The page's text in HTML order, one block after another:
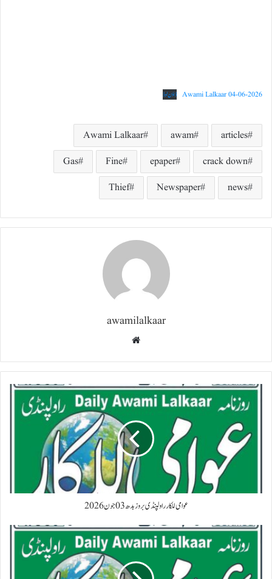
Awami Lalkaar 04-06-2026 ڈاؤن لوڈ
articles
awam
Awami Lalkaar
crack down
epaper
Fine
Gas
news
Newspaper
Thief
awamilalkaar
عوامی للکار راولپنڈی بروز بدھ 03 جون 2026